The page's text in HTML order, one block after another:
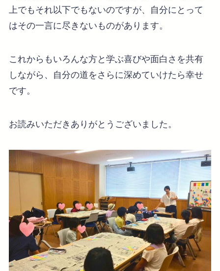
上でもそれ以下でもないのですが、自分にとって
はその一言に尽きないものがあります。
これからもいろんな方と学ぶ喜びや面白さを共有
しながら、自分の道をさらに深めていけたら幸せ
です。
お読みいただきありがとうございました。